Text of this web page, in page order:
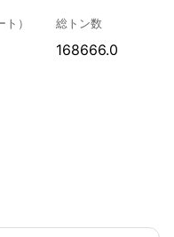
） 総トン数
168666.0